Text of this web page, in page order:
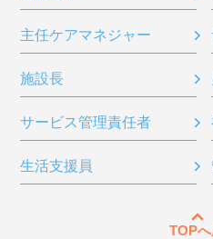
主任ケアマネジャー
施設長
サービス管理責任者
生活支援員
TOP